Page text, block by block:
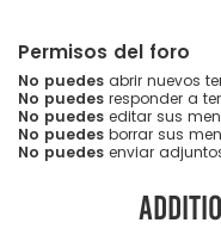
Permisos del foro
No puedes abrir nuevos
No puedes responder a
No puedes editar sus
No puedes borrar sus
No puedes enviar